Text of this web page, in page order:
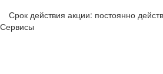
Срок действия акции: постоянно
Сервисы